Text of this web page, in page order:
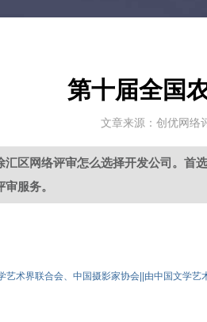
第十届全国
文章来源：创优网络
汇区网络评审怎么选择开发公司。
服务。
术界联合会、中国摄影家协会||由中国文学